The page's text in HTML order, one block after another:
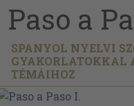
Paso a
SPANYOL NYELVI
GYAKORLATOKKAL
TÉMÁIHOZ